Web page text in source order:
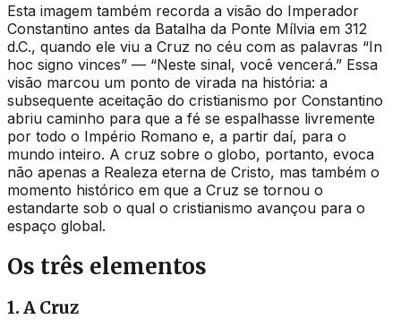
Esta imagem também recorda a visão do Imperador
Constantino antes da Batalha da Ponte Mílvia em 312
d.C., quando ele viu a Cruz no céu com as palavras “In
hoc signo vinces” — “Neste sinal, você vencerá.” Essa
visão marcou um ponto de virada na história: a
subsequente aceitação do cristianismo por Constantino
abriu caminho para que a fé se espalhasse livremente
por todo o Império Romano e, a partir daí, para o
mundo inteiro. A cruz sobre o globo, portanto, evoca
não apenas a Realeza eterna de Cristo, mas também o
momento histórico em que a Cruz se tornou o
estandarte sob o qual o cristianismo avançou para o
espaço global.
Os três elementos
1. A Cruz